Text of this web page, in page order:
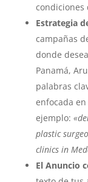
condiciones
Estrategia
campañas
donde
Panamá,
palabras
enfocada
ejemplo:
plastic
clinics in
El Anuncio